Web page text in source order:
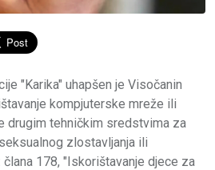
"Karika" uhapšen je Visočanin
kompjuterske mreže ili
drugim tehničkim sredstvima za
zlostavljanja ili
178, "Iskorištavanje djece za